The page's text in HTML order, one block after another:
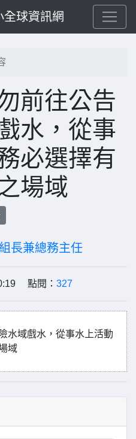
球資訊網
前往公告
水，從事
必選擇有
場域
長兼總務主任
點閱： 327
水域戲水，從事水上活動
域